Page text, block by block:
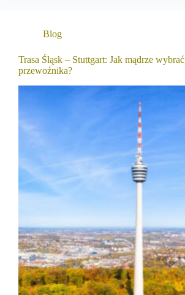
Blog
Trasa Śląsk – Stuttgart: Jak mądrze wybrać
przewoźnika?